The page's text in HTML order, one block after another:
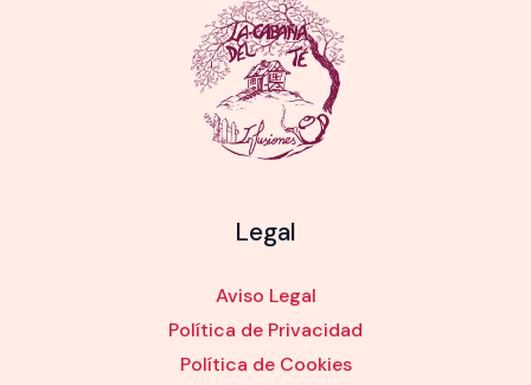
Legal
Aviso Legal
Política de Privacidad
Política de Cookies